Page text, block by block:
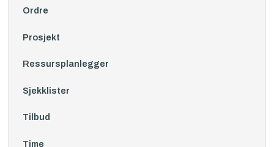
Ordre
Prosjekt
Ressursplanlegger
Sjekklister
Tilbud
Time